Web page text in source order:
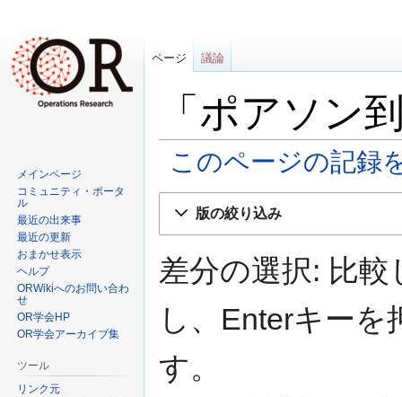
「ポアソン
このページの記録
ー
シ
ン
移
動
移
動
版の絞り込み
差分の選択: 比
し、Enterキー
す。
ページ 議論
メインページ
コミュニティ・ポータ
ル
最近の出来事
最近の更新
おまかせ表示
ヘルプ
ORWikiへのお問い合わ
せ
OR学会HP
OR学会アーカイブ集
ツール
リンク元